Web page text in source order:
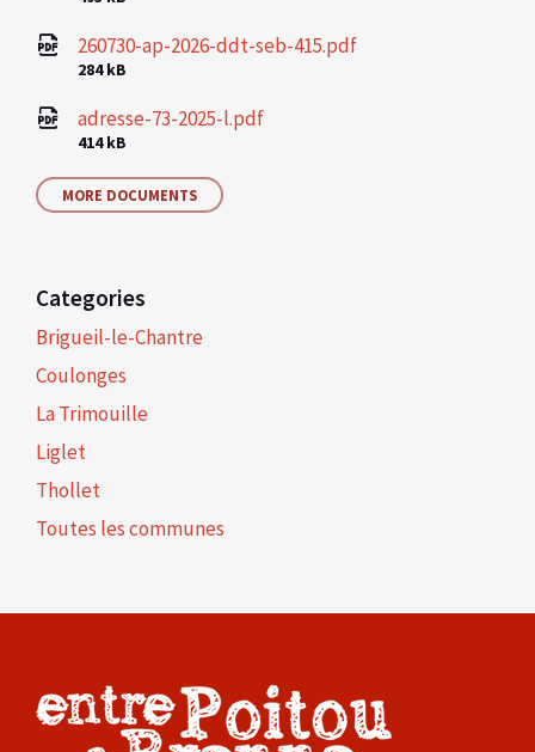
260730-ap-2026-ddt-seb-415.pdf
File
284 kB
adresse-73-2025-l.pdf
File
414 kB
MORE DOCUMENTS
Categories
Brigueil-le-Chantre
Coulonges
La Trimouille
Liglet
Thollet
Toutes les communes